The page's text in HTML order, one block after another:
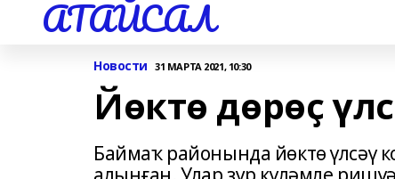
АТАЙСАЛ
Новости 31 МАРТА 2021, 10:30
Йөктө дөрөҫ
Баймаҡ районында йөктө үлсәү